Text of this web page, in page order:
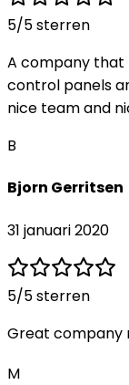
5/5 sterren
A company that
control panels
nice team and
B
Bjorn Gerritsen
31 januari 2020
5/5 sterren
Great company
M